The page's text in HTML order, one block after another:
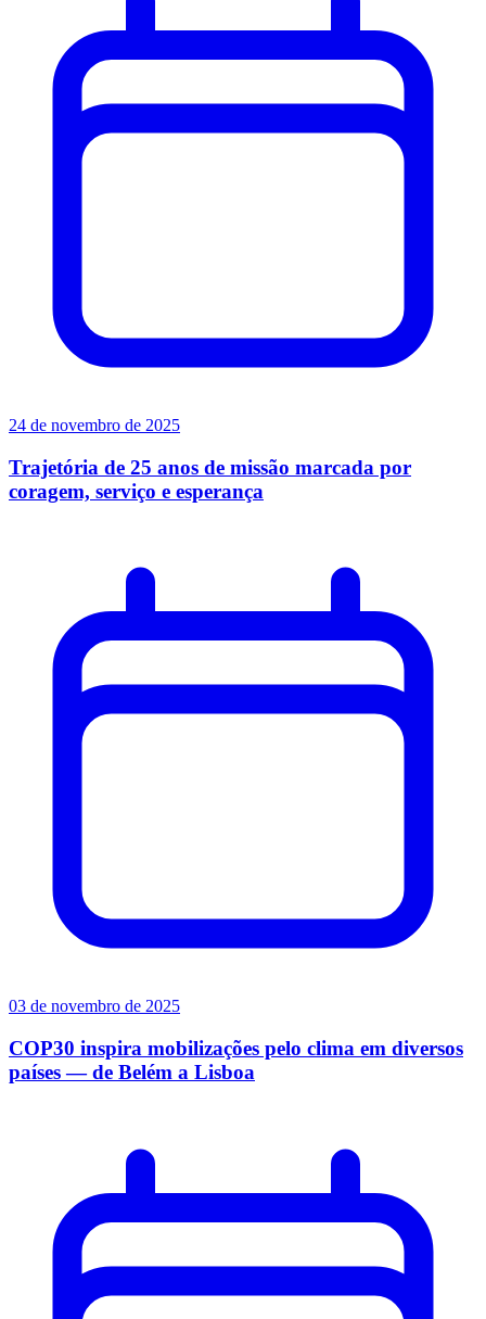
24 de novembro de 2025
Trajetória de 25 anos de missão marcada por
coragem, serviço e esperança
03 de novembro de 2025
COP30 inspira mobilizações pelo clima em diversos
países — de Belém a Lisboa